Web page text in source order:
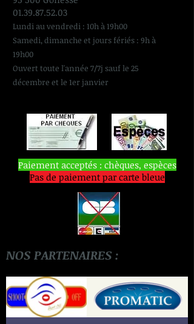
01.39.87.52.03
Lundi au vendredi : 10h à 19h00
Samedi, dimanche et jours fériés : 9h à
19h00
Ouvert toute l'année 7/7j sauf le 25
décembre et le 1er janvier
Paiement acceptés : chèques, espèces
Pas de paiement par carte bleue
NOS PARTENAIRES :